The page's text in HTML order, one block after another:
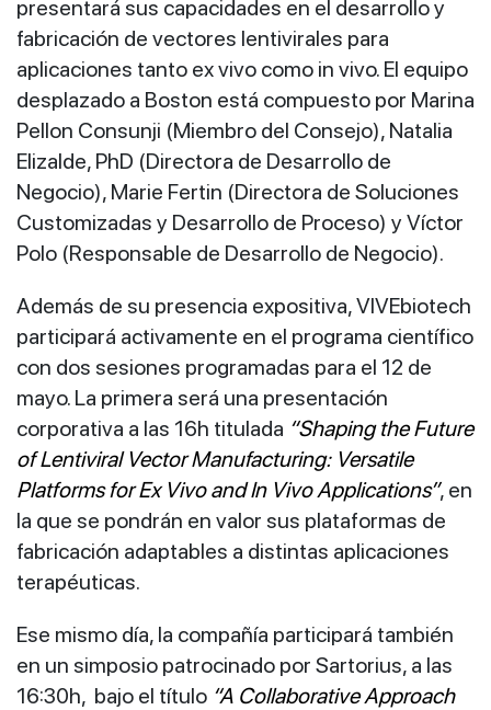
presentará sus capacidades en el desarrollo y
fabricación de vectores lentivirales para
aplicaciones tanto ex vivo como in vivo. El equipo
desplazado a Boston está compuesto por Marina
Pellon Consunji (Miembro del Consejo), Natalia
Elizalde, PhD (Directora de Desarrollo de
Negocio), Marie Fertin (Directora de Soluciones
Customizadas y Desarrollo de Proceso) y Víctor
Polo (Responsable de Desarrollo de Negocio).
Además de su presencia expositiva, VIVEbiotech
participará activamente en el programa científico
con dos sesiones programadas para el 12 de
mayo. La primera será una presentación
corporativa a las 16h titulada “Shaping the Future
of Lentiviral Vector Manufacturing: Versatile
Platforms for Ex Vivo and In Vivo Applications”, en
la que se pondrán en valor sus plataformas de
fabricación adaptables a distintas aplicaciones
terapéuticas.
Ese mismo día, la compañía participará también
en un simposio patrocinado por Sartorius, a las
16:30h, bajo el título “A Collaborative Approach